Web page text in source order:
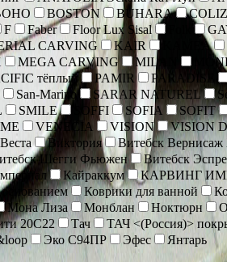
BOSTON BUHARA
F Faber Floor Lux Sisal
CARVING KAIR KAMEA
MEGA CARVING MILAN
тёплый PAMIR PARADISE
San-Marino SARAR NATUREL
SMILE SOFFI SOFIA SOFIT
VENECIA VISION VISION
Веста Виктория Витебск Вернисаж
Шегги Фьюжен Витебск
Кайраккум КАРВИНГ
Коврики для ванной
Мона Лиза Монблан Ноктюрн
20С22 Тач ТАЧ <(Россия)>
Эко С94ПР Эфес
Янтарь